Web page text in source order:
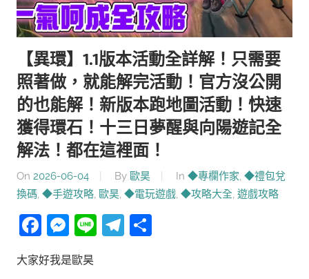
【異環】1.1版本活動全詳解！只需要
照著做，就能解完活動！官方沒公開
的也能解！新版本跑地圖活動！快速
獲得環石！十三日夢醒與向陽遊記全
解法！都在這裡面！
On 2026-06-04 By 歐昊 In ◆專欄作家, ◆禮包兌
換碼, ◆手遊攻略, 歐昊, ◆電玩遊戲, ◆攻略大全, 遊戲攻略
Facebook
Messenger
LineTelegram
大家好我是歐昊